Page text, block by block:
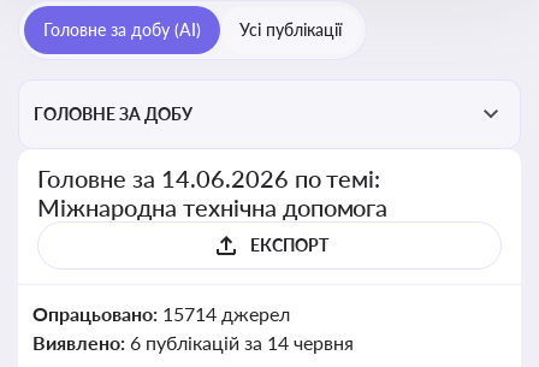
Головне за добу (AI) Усі публікації
ГОЛОВНЕ ЗА ДОБУ
Головне за 14.06.2026 по темі:
Міжнародна технічна допомога
ЕКСПОРТ
Опрацьовано: 15714 джерел
Виявлено: 6 публікацій за 14 червня